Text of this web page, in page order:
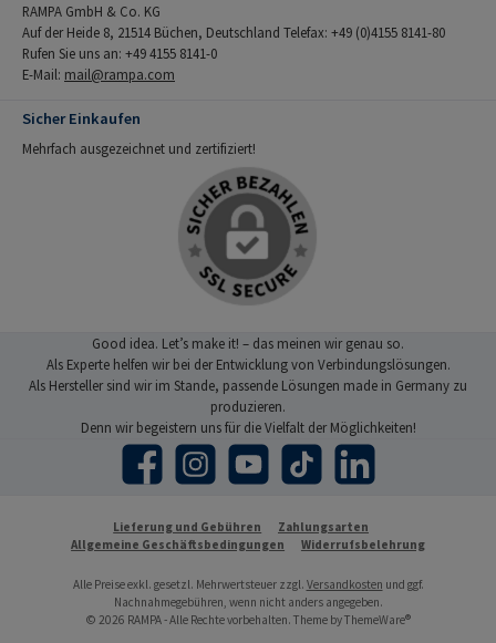
RAMPA GmbH & Co. KG
Auf der Heide 8, 21514 Büchen, Deutschland Telefax: +49 (0)4155 8141-80
Rufen Sie uns an: +49 4155 8141-0
E-Mail: mail@rampa.com
Sicher Einkaufen
Mehrfach ausgezeichnet und zertifiziert!
Good idea. Let’s make it! – das meinen wir genau so.
Als Experte helfen wir bei der Entwicklung von Verbindungslösungen.
Als Hersteller sind wir im Stande, passende Lösungen made in Germany zu
produzieren.
Denn wir begeistern uns für die Vielfalt der Möglichkeiten!
Facebook Instagram YouTube TikTok LinkedIn
Lieferung und Gebühren
Zahlungsarten
Allgemeine Geschäftsbedingungen
Widerrufsbelehrung
Alle Preise exkl. gesetzl. Mehrwertsteuer zzgl. Versandkosten und ggf.
Nachnahmegebühren, wenn nicht anders angegeben.
© 2026 RAMPA - Alle Rechte vorbehalten. Theme byThemeWare®